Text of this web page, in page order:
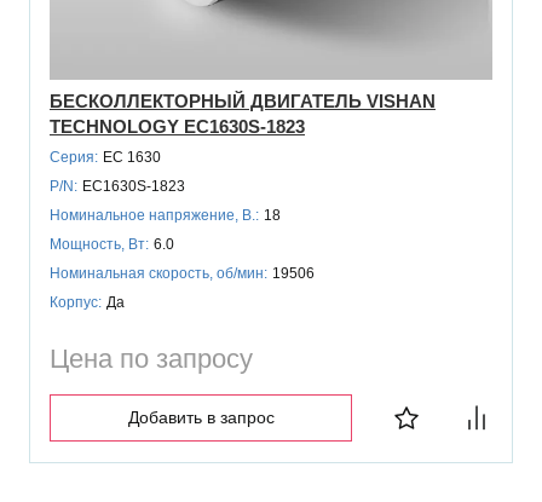
БЕСКОЛЛЕКТОРНЫЙ ДВИГАТЕЛЬ VISHAN
TECHNOLOGY EC1630S-1823
Серия: EC 1630
P/N: EC1630S-1823
Номинальное напряжение, В.: 18
Мощность, Вт: 6.0
Номинальная скорость, об/мин: 19506
Корпус: Да
Цена по запросу
Добавить в запрос